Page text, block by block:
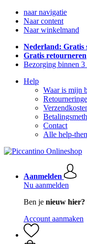
naar navigatie
Naar content
Naar winkelmand
Nederland: Gratis
Gratis retourneren
Bezorging binnen 3
Help
Waar is mijn
Contact
Alle help-
Aanmelden
Nu aanmelden
Ben je nieuw hier?
Account aanmaken